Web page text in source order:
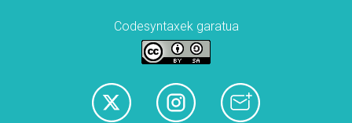
Codesyntaxek garatua